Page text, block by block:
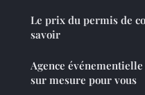
Le prix du permis de
savoir
Agence
sur mesure pour vous